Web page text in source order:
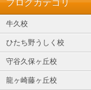
ブログカテゴリ
牛久校
ひたち野うしく校
守谷久保ヶ丘校
龍ヶ崎藤ヶ丘校